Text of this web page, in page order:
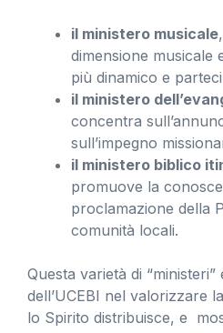
il ministero musicale
dimensione musicale
più dinamico e
il ministero
concentra
sull’impegno
il ministero biblico
promuove la
proclamazione della
comunità locali.
Questa varietà di
dell’UCEBI nel valorizzare
lo Spirito distribuisce, e